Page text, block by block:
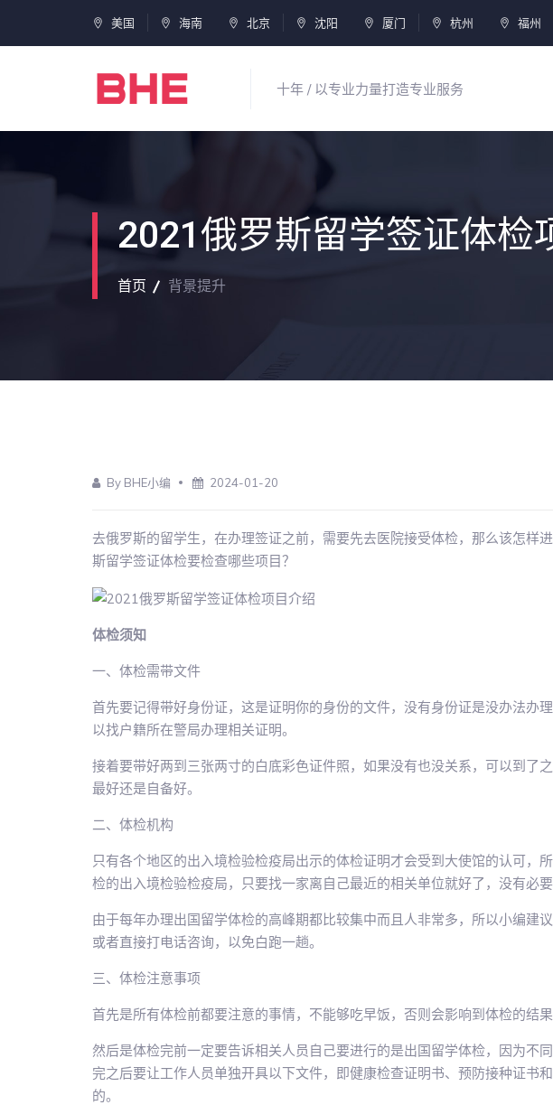
美国 海南 北京 沈阳 厦门 杭州 福州
十年 / 以专业力量打造专业服务
2021俄罗斯留学签证体检
首页 背景提升
By BHE小编 2024-01-20
去俄罗斯的留学生，在办理签证之前，需要先去医院接受体检，那么该怎样
斯留学签证体检要检查哪些项目？
体检须知
一、体检需带文件
首先要记得带好身份证，这是证明你的身份的文件，没有身份证是没办法办
以找户籍所在警局办理相关证明。
接着要带好两到三张两寸的白底彩色证件照，如果没有也没关系，可以到了
最好还是自备好。
二、体检机构
只有各个地区的出入境检验检疫局出示的体检证明才会受到大使馆的认可，
检的出入境检验检疫局，只要找一家离自己最近的相关单位就好了，没有必要
由于每年办理出国留学体检的高峰期都比较集中而且人非常多，所以小编建
或者直接打电话咨询，以免白跑一趟。
三、体检注意事项
首先是所有体检前都要注意的事情，不能够吃早饭，否则会影响到体检的结果
然后是体检完前一定要告诉相关人员自己要进行的是出国留学体检，因为不
完之后要让工作人员单独开具以下文件，即健康检查证明书、预防接种证书
的。